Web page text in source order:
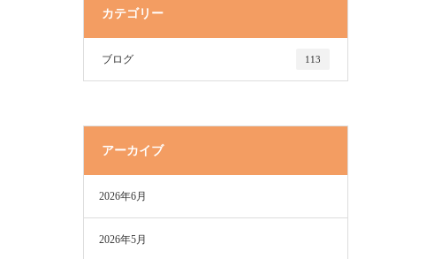
カテゴリー
ブログ 113
アーカイブ
2026年6月
2026年5月